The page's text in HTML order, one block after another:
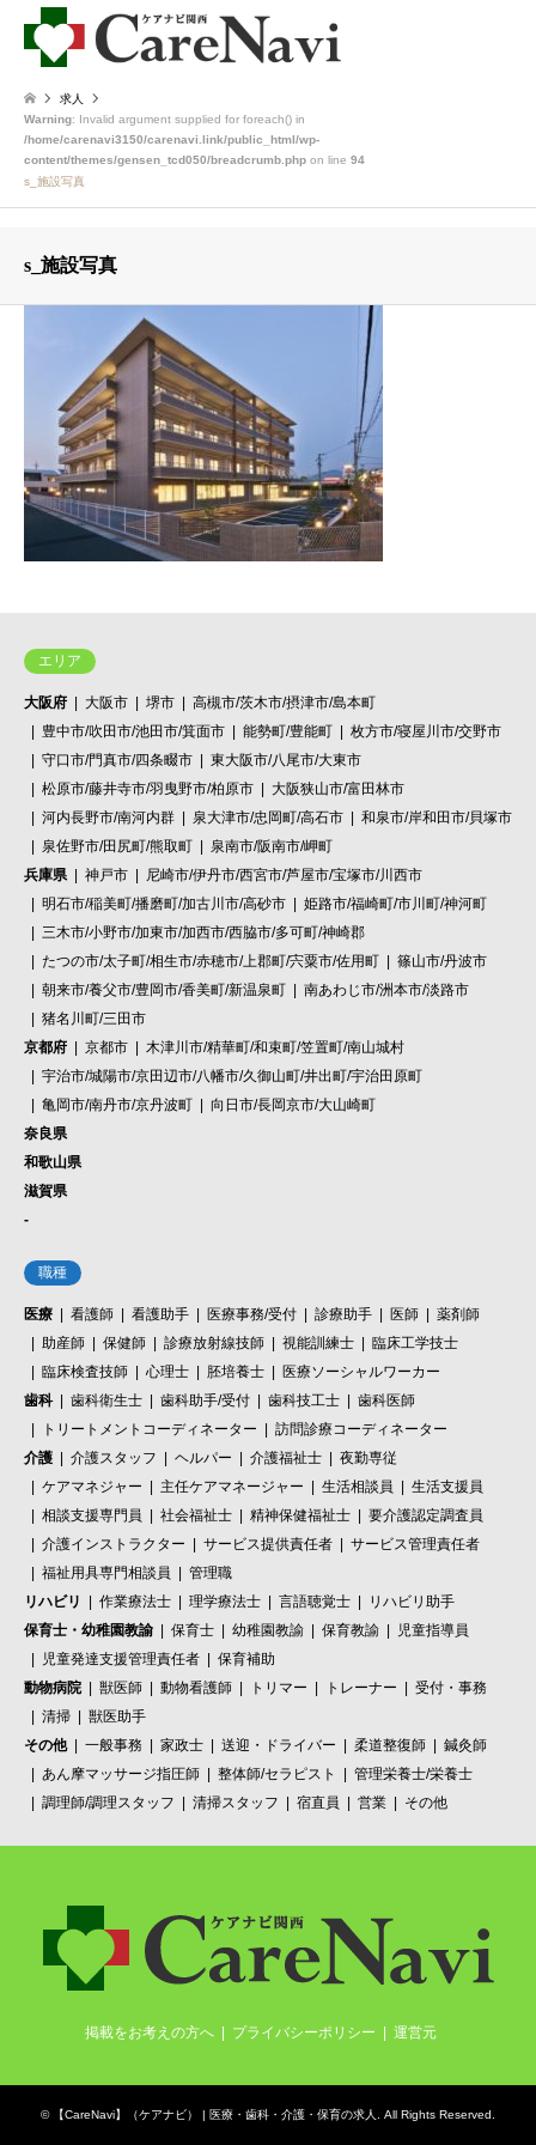
求人
Warning: Invalid argument supplied for foreach() in
/home/carenavi3150/carenavi.link/public_html/wp-
content/themes/gensen_tcd050/breadcrumb.php on line 94
s_施設写真
s_施設写真
エリア
大阪府 大阪市 堺市
高槻市/茨木市/摂津市/島本町
豊中市/吹田市/池田市/箕面市
能勢町/豊能町
枚方市/寝屋川市/交野市
守口市/門真市/四条畷市
東大阪市/八尾市/大東市
松原市/藤井寺市/羽曳野市/柏原市
大阪狭山市/富田林市
河内長野市/南河内群
泉大津市/忠岡町/高石市
和泉市/岸和田市/貝塚市
泉佐野市/田尻町/熊取町
泉南市/阪南市/岬町
兵庫県
神戸市
尼崎市/伊丹市/西宮市/芦屋市/宝塚市/川西市
明石市/稲美町/播磨町/加古川市/高砂市
姫路市/福崎町/市川町/神河町
三木市/小野市/加東市/加西市/西脇市/多可町/神崎郡
たつの市/太子町/相生市/赤穂市/上郡町/宍粟市/佐用町
篠山市/丹波市
朝来市/養父市/豊岡市/香美町/新温泉町
南あわじ市/洲本市/淡路市
猪名川町/三田市
京都府
京都市
木津川市/精華町/和束町/笠置町/南山城村
宇治市/城陽市/京田辺市/八幡市/久御山町/井出町/宇治田原町
亀岡市/南丹市/京丹波町
向日市/長岡京市/大山崎町
奈良県
和歌山県
滋賀県
-
職種
医療 看護師 看護助手 医療事務/受付 診療助手 医師
薬剤師
助産師
保健師 診療放射線技師 視能訓練士
臨床工学技士
臨床検査技師
心理士 胚培養士
医療ソーシャルワーカー
歯科
歯科衛生士 歯科助手/受付 歯科技工士
歯科医師
トリートメントコーディネーター
訪問診療コーディネーター
介護
介護スタッフ ヘルパー 介護福祉士
夜勤専従
ケアマネジャー
主任ケアマネージャー 生活相談員
生活支援員
相談支援専門員
社会福祉士 精神保健福祉士
要介護認定調査員
介護インストラクター
サービス提供責任者
サービス管理責任者
福祉用具専門相談員
管理職
リハビリ
作業療法士 理学療法士 言語聴覚士
リハビリ助手
保育士・幼稚園教諭
保育士 幼稚園教諭 保育教諭
児童指導員
児童発達支援管理責任者
保育補助
動物病院
獣医師 動物看護師 トリマー トレーナー
受付・事務
清掃
獣医助手
その他
一般事務 家政士 送迎・ドライバー 柔道整復師
鍼灸師
あん摩マッサージ指圧師
整体師/セラピスト
管理栄養士/栄養士
調理師/調理スタッフ
清掃スタッフ 宿直員 営業 その他
掲載をお考えの方へ プライバシーポリシー 運営元
© 【CareNavi】（ケアナビ） | 医療・歯科・介護・保育の求人‎ . All Rights Reserved.